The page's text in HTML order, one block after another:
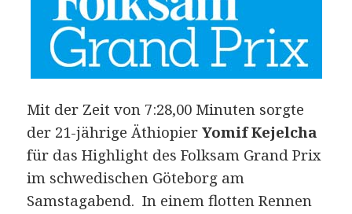
Mit der Zeit von 7:28,00 Minuten sorgte
der 21-jährige ÄthiopierYomif Kejelcha
für das Highlight des Folksam Grand Prix
im schwedischen Göteborg am
Samstagabend.In einem flotten Rennen